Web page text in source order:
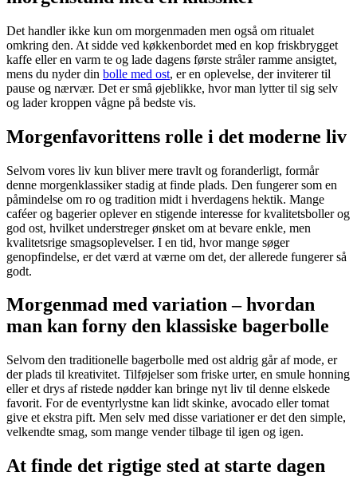
Det handler ikke kun om morgenmaden men også om ritualet
omkring den. At sidde ved køkkenbordet med en kop friskbrygget
kaffe eller en varm te og lade dagens første stråler ramme ansigtet,
mens du nyder din bolle med ost, er en oplevelse, der inviterer til
pause og nærvær. Det er små øjeblikke, hvor man lytter til sig selv
og lader kroppen vågne på bedste vis.
Morgenfavorittens rolle i det moderne liv
Selvom vores liv kun bliver mere travlt og foranderligt, formår
denne morgenklassiker stadig at finde plads. Den fungerer som en
påmindelse om ro og tradition midt i hverdagens hektik. Mange
caféer og bagerier oplever en stigende interesse for kvalitetsboller og
god ost, hvilket understreger ønsket om at bevare enkle, men
kvalitetsrige smagsoplevelser. I en tid, hvor mange søger
genopfindelse, er det værd at værne om det, der allerede fungerer så
godt.
Morgenmad med variation – hvordan
man kan forny den klassiske bagerbolle
Selvom den traditionelle bagerbolle med ost aldrig går af mode, er
der plads til kreativitet. Tilføjelser som friske urter, en smule honning
eller et drys af ristede nødder kan bringe nyt liv til denne elskede
favorit. For de eventyrlystne kan lidt skinke, avocado eller tomat
give et ekstra pift. Men selv med disse variationer er det den simple,
velkendte smag, som mange vender tilbage til igen og igen.
At finde det rigtige sted at starte dagen